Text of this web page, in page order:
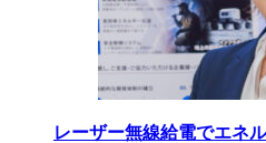
レーザー無線給電でエネ